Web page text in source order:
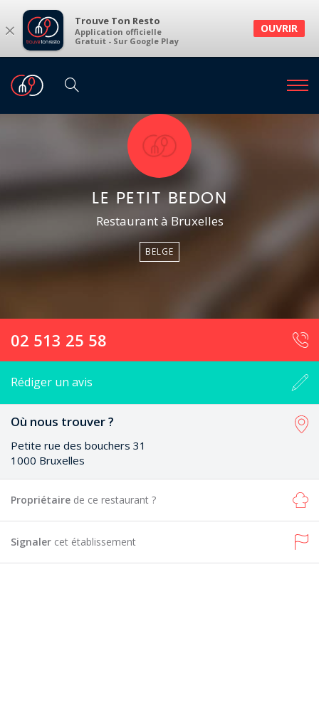
× Trouve Ton Resto
Application officielle
Gratuit - Sur Google Play
OUVRIR
LE PETIT BEDON
Restaurant à Bruxelles
BELGE
02 513 25 58
Rédiger un avis
Où nous trouver ?
Petite rue des bouchers 31
1000 Bruxelles
Propriétaire de ce restaurant ?
Signaler cet établissement